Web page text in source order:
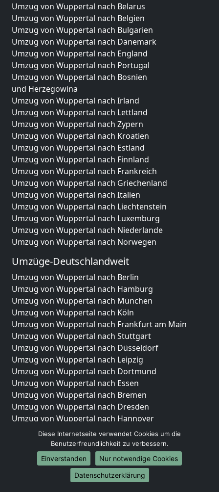
Umzug von Wuppertal nach Belarus
Umzug von Wuppertal nach Belgien
Umzug von Wuppertal nach Bulgarien
Umzug von Wuppertal nach Dänemark
Umzug von Wuppertal nach England
Umzug von Wuppertal nach Portugal
Umzug von Wuppertal nach Bosnien
und Herzegowina
Umzug von Wuppertal nach Irland
Umzug von Wuppertal nach Lettland
Umzug von Wuppertal nach Zypern
Umzug von Wuppertal nach Kroatien
Umzug von Wuppertal nach Estland
Umzug von Wuppertal nach Finnland
Umzug von Wuppertal nach Frankreich
Umzug von Wuppertal nach Griechenland
Umzug von Wuppertal nach Italien
Umzug von Wuppertal nach Liechtenstein
Umzug von Wuppertal nach Luxemburg
Umzug von Wuppertal nach Niederlande
Umzug von Wuppertal nach Norwegen
Umzüge-Deutschlandweit
Umzug von Wuppertal nach Berlin
Umzug von Wuppertal nach Hamburg
Umzug von Wuppertal nach München
Umzug von Wuppertal nach Köln
Umzug von Wuppertal nach Frankfurt am Main
Umzug von Wuppertal nach Stuttgart
Umzug von Wuppertal nach Düsseldorf
Umzug von Wuppertal nach Leipzig
Umzug von Wuppertal nach Dortmund
Umzug von Wuppertal nach Essen
Umzug von Wuppertal nach Bremen
Umzug von Wuppertal nach Dresden
Umzug von Wuppertal nach Hannover
Umzug von Wuppertal nach Nürnberg
Umzug von Wuppertal nach Duisburg
Umzug von Wuppertal nach Bochum
Umzug von Wuppertal nach Wuppertal
Umzug von Wuppertal nach Bielefeld
Diese Internetseite verwendet Cookies um die
Benutzerfreundlichkeit zu verbessern.
Einverstanden
Nur notwendige Cookies
Datenschutzerklärung